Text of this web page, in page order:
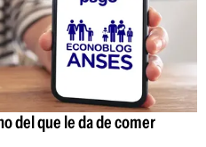
del que le da de comer